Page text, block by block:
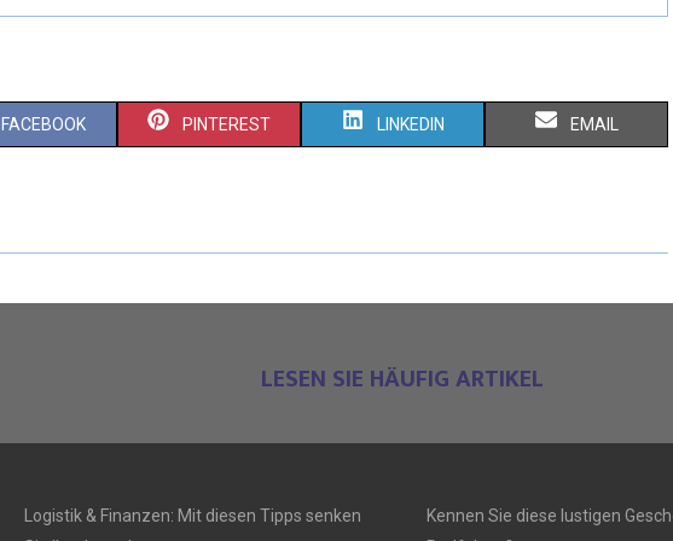
FACEBOOK PINTEREST LINKEDIN EMAIL
LESEN SIE HÄUFIG ARTIKEL
Logistik & Finanzen: Mit diesen Tipps senken
Kennen Sie diese lustigen